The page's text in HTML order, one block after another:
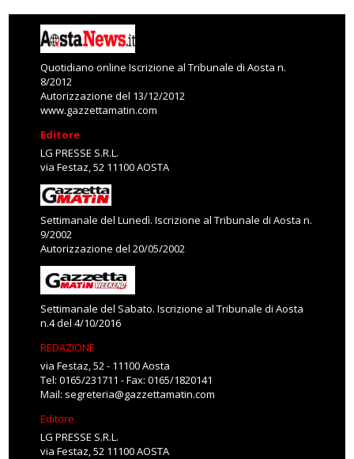
Quotidiano online Iscrizione al Tribunale di Aosta n.
8/2012
Autorizzazione del 13/12/2012
www.gazzettamatin.com
Editore
LG PRESSE S.R.L.
via Festaz, 52 11100 AOSTA
Settimanale del Lunedì. Iscrizione al Tribunale di Aosta n.
9/2002
Autorizzazione del 20/05/2002
Settimanale del Sabato. Iscrizione al Tribunale di Aosta
n.4 del 4/10/2016
REDAZIONE
via Festaz, 52 - 11100 Aosta
Tel: 0165/231711 - Fax: 0165/1820141
Mail: segreteria@gazzettamatin.com
Editore
LG PRESSE S.R.L.
via Festaz, 52 11100 AOSTA